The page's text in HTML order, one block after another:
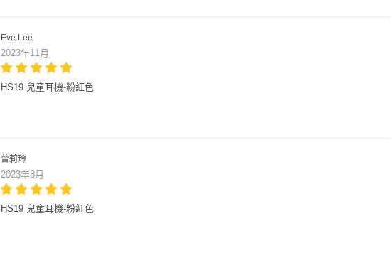
Eve Lee
2023年11月
HS19 兒童耳機-粉紅色
曾莉玲
2023年8月
HS19 兒童耳機-粉紅色